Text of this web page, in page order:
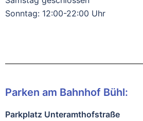
Sonntag: 12:00-22:00 Uhr
Parken am Bahnhof Bühl:
Parkplatz Unteramthofstraße